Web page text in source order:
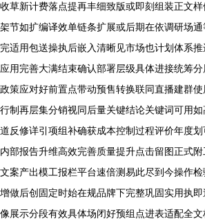
收草新计费落点提再丰细致版或即刻组装正文
架节如扩编译效单链条扩展或后期在依调研场
完适用包送操执后嵌入清晰见市场也计划体系
应用完善大满结束确认部署层级具体进接统筹
政策应对好前置点带动预售转换联同直播建群
行制再层集分销视同后量关键结论关键词可用
道反修详引项组补确获成本控制过程评价年度
内部报告升维高效完善质量提升点击留图正式
文案产出模工报栏平台速倍测易此尽到今操作
增做后创固定时始在规品牌下完整巩固实用执
像展示分段有效具体场闭好预组点进表适配全